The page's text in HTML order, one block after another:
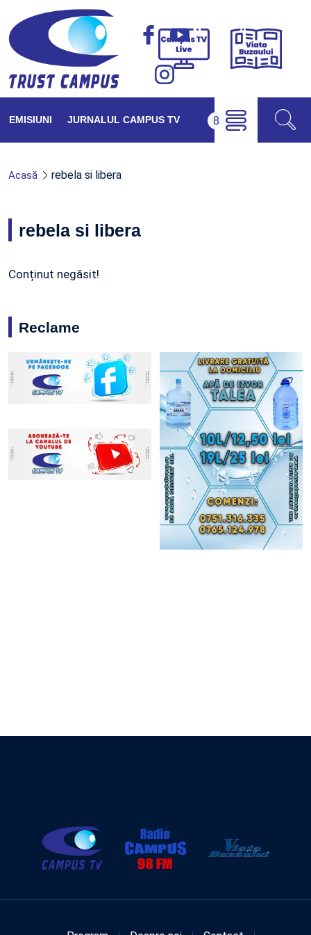
Campus
Viața
EMISIUNI JURNALUL CAMPUS TV
Acasă rebela si libera
rebela si libera
Conținut negăsit!
Reclame